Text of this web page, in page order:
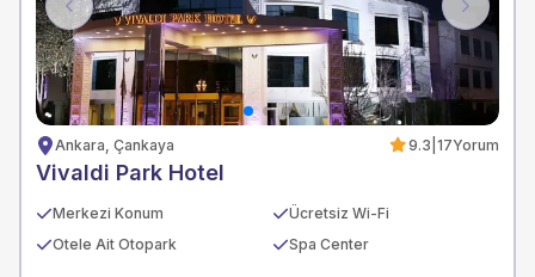
Previous Next
Ankara, Çankaya 9.3 17Yorum
Vivaldi Park Hotel
Merkezi Konum
Ücretsiz Wi-Fi
Otele Ait Otopark
Spa Center